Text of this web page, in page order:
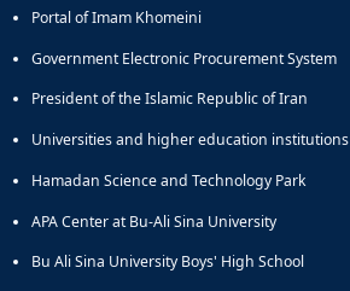
Portal of Imam Khomeini
Government Electronic Procurement System
President of the Islamic Republic of Iran
Universities and higher education institutions
Hamadan Science and Technology Park
APA Center at Bu-Ali Sina University
Bu Ali Sina University Boys' High School